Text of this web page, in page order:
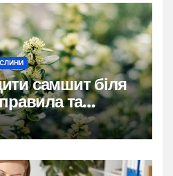
самшит біля
та